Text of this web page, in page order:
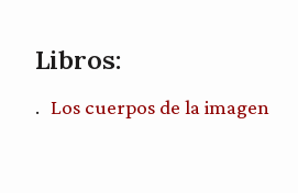
Libros:
Los cuerpos de la imagen